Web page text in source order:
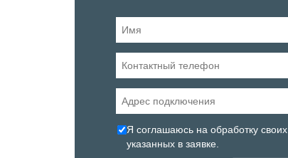
Я соглашаюсь на обработку своих
указанных в заявке.